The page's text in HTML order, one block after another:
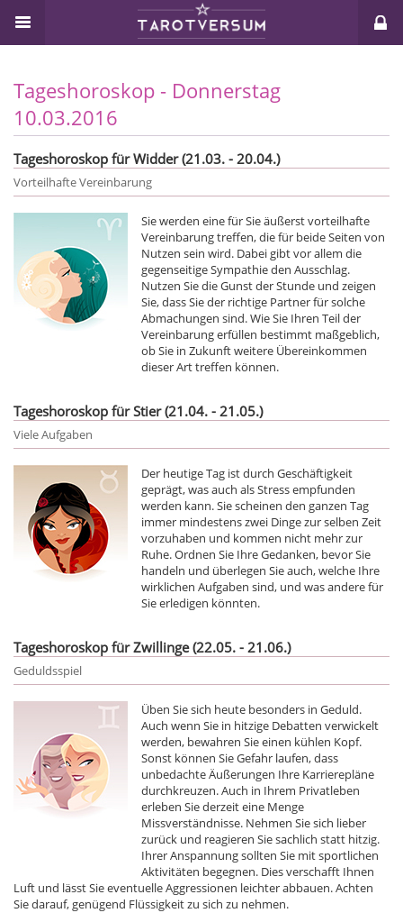
Tageshoroskop - Donnerstag
10.03.2016
Tageshoroskop für Widder (21.03. - 20.04.)
Vorteilhafte Vereinbarung
Sie werden eine für Sie äußerst vorteilhafte
Vereinbarung treffen, die für beide Seiten von
Nutzen sein wird. Dabei gibt vor allem die
gegenseitige Sympathie den Ausschlag.
Nutzen Sie die Gunst der Stunde und zeigen
Sie, dass Sie der richtige Partner für solche
Abmachungen sind. Wie Sie Ihren Teil der
Vereinbarung erfüllen bestimmt maßgeblich,
ob Sie in Zukunft weitere Übereinkommen
dieser Art treffen können.
Tageshoroskop für Stier (21.04. - 21.05.)
Viele Aufgaben
Der heutige Tag ist durch Geschäftigkeit
geprägt, was auch als Stress empfunden
werden kann. Sie scheinen den ganzen Tag
immer mindestens zwei Dinge zur selben Zeit
vorzuhaben und kommen nicht mehr zur
Ruhe. Ordnen Sie Ihre Gedanken, bevor Sie
handeln und überlegen Sie auch, welche Ihre
wirklichen Aufgaben sind, und was andere für
Sie erledigen könnten.
Tageshoroskop für Zwillinge (22.05. - 21.06.)
Geduldsspiel
Üben Sie sich heute besonders in Geduld.
Auch wenn Sie in hitzige Debatten verwickelt
werden, bewahren Sie einen kühlen Kopf.
Sonst können Sie Gefahr laufen, dass
unbedachte Äußerungen Ihre Karrierepläne
durchkreuzen. Auch in Ihrem Privatleben
erleben Sie derzeit eine Menge
Missverständnisse. Nehmen Sie sich lieber
zurück und reagieren Sie sachlich statt hitzig.
Ihrer Anspannung sollten Sie mit sportlichen
Aktivitäten begegnen. Dies verschafft Ihnen
Luft und lässt Sie eventuelle Aggressionen leichter abbauen. Achten
Sie darauf, genügend Flüssigkeit zu sich zu nehmen.